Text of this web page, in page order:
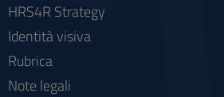
HRS4R Strategy
Identità visiva
Rubrica
Note legali